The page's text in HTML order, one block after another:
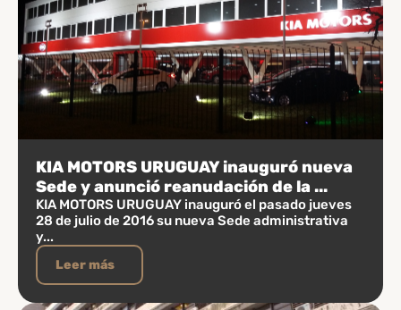
KIA MOTORS URUGUAY inauguró nueva
Sede y anunció reanudación de la ...
KIA MOTORS URUGUAY inauguró el pasado jueves
28 de julio de 2016 su nueva Sede administrativa
y...
Leer más